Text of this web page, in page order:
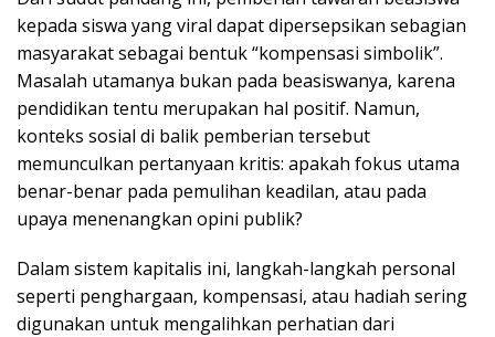
kepada siswa yang viral dapat dipersepsikan sebagian
masyarakat sebagai bentuk “kompensasi simbolik”.
Masalah utamanya bukan pada beasiswanya, karena
pendidikan tentu merupakan hal positif. Namun,
konteks sosial di balik pemberian tersebut
memunculkan pertanyaan kritis: apakah fokus utama
benar-benar pada pemulihan keadilan, atau pada
upaya menenangkan opini publik?
Dalam sistem kapitalis ini, langkah-langkah personal
seperti penghargaan, kompensasi, atau hadiah sering
digunakan untuk mengalihkan perhatian dari